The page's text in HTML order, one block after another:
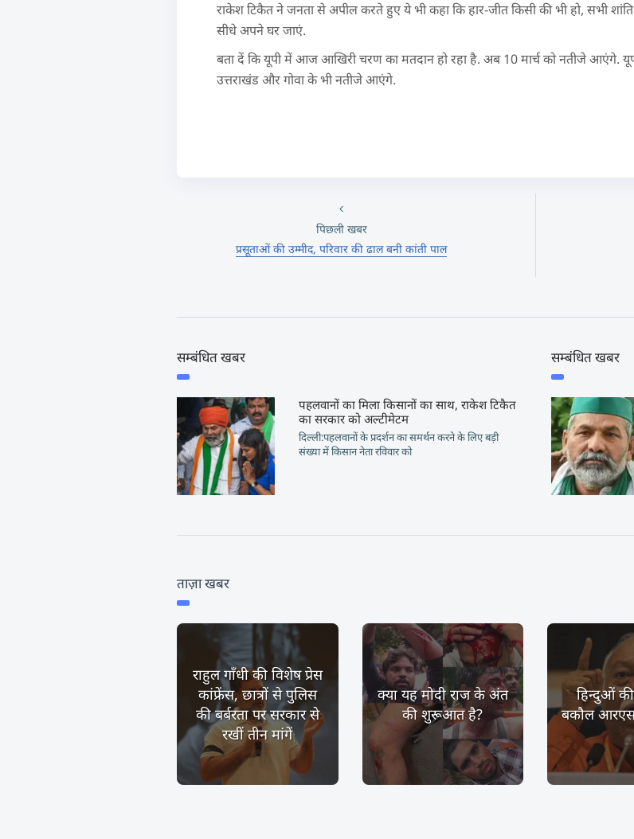
राकेश टिकैत ने जनता से अपील करते हुए ये भी कहा कि हार-जीत किसी की भी हो, सभी
सीधे अपने घर जाएं.
बता दें कि यूपी में आज आखिरी चरण का मतदान हो रहा है. अब 10 मार्च को नतीजे आएंगे.
उत्तराखंड और गोवा के भी नतीजे आएंगे.
पिछली खबर
प्रसूताओं की उम्मीद, परिवार की ढाल बनी कांती पाल
सम्बंधित खबर
पहलवानों का मिला किसानों का साथ, राकेश टिकैत
का सरकार को अल्टीमेटम
दिल्ली:पहलवानों के प्रदर्शन का समर्थन करने के लिए बड़ी
संख्या में किसान नेता रविवार को
सम्बंधित खबर
ताज़ा खबर
राहुल गाँधी की विशेष प्रेस
कांफ्रेंस, छात्रों से पुलिस
की बर्बरता पर सरकार से
रखीं तीन मांगें
क्या यह मोदी राज के अंत
की शुरूआत है?
हिन्दुओं
बकौल